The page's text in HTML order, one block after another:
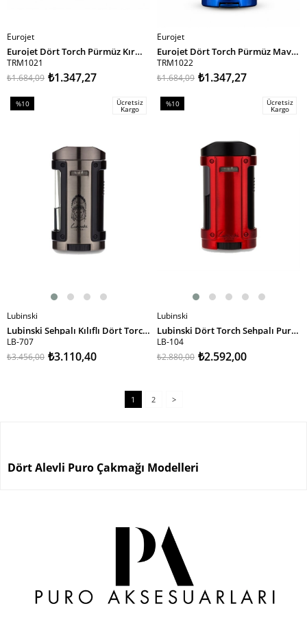
SEPETE EKLE
Eurojet
Eurojet Dört Torch Pürmüz Kırmızı Siyah Puro Çakmağı TRM1021
TRM1021
₺1.347,27
₺1.684,09
SEPETE EKLE
Eurojet
Eurojet Dört Torch Pürmüz Mavi Siyah Puro Çakmağı TRM1022
TRM1022
₺1.347,27
₺1.684,09
SEPETE EKLE
%10
Ücretsiz
Kargo
Lubinski
Lubinski Sehpalı Kılıflı Dört Torch Puro Çakmağı Gunmetal-Siyah LB-707
LB-707
₺3.110,40
₺3.456,00
SEPETE EKLE
%10
Ücretsiz
Kargo
Lubinski
Lubinski Dört Torch Sehpalı Puro Çakmağı Kırmızı LB-104
LB-104
₺2.592,00
₺2.880,00
1 2 >
Dört Alevli Puro Çakmağı Modelleri
güçlü alev performansı, geniş alev yüzeyi ve dört çıkışlı
torch teknolojisine sahip premium çakmak